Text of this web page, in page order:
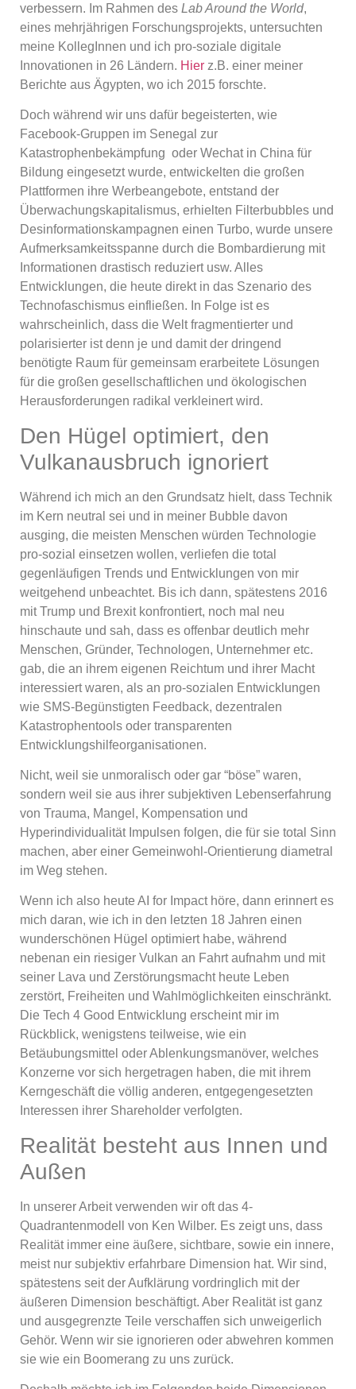
verbessern. Im Rahmen des Lab Around the World,
eines mehrjährigen Forschungsprojekts, untersuchten
meine KollegInnen und ich pro-soziale digitale
Innovationen in 26 Ländern. Hier z.B. einer meiner
Berichte aus Ägypten, wo ich 2015 forschte.
Doch während wir uns dafür begeisterten, wie
Facebook-Gruppen im Senegal zur
Katastrophenbekämpfung oder Wechat in China für
Bildung eingesetzt wurde, entwickelten die großen
Plattformen ihre Werbeangebote, entstand der
Überwachungskapitalismus, erhielten Filterbubbles und
Desinformationskampagnen einen Turbo, wurde unsere
Aufmerksamkeitsspanne durch die Bombardierung mit
Informationen drastisch reduziert usw. Alles
Entwicklungen, die heute direkt in das Szenario des
Technofaschismus einfließen. In Folge ist es
wahrscheinlich, dass die Welt fragmentierter und
polarisierter ist denn je und damit der dringend
benötigte Raum für gemeinsam erarbeitete Lösungen
für die großen gesellschaftlichen und ökologischen
Herausforderungen radikal verkleinert wird.
Den Hügel optimiert, den
Vulkanausbruch ignoriert
Während ich mich an den Grundsatz hielt, dass Technik
im Kern neutral sei und in meiner Bubble davon
ausging, die meisten Menschen würden Technologie
pro-sozial einsetzen wollen, verliefen die total
gegenläufigen Trends und Entwicklungen von mir
weitgehend unbeachtet. Bis ich dann, spätestens 2016
mit Trump und Brexit konfrontiert, noch mal neu
hinschaute und sah, dass es offenbar deutlich mehr
Menschen, Gründer, Technologen, Unternehmer etc.
gab, die an ihrem eigenen Reichtum und ihrer Macht
interessiert waren, als an pro-sozialen Entwicklungen
wie SMS-Begünstigten Feedback, dezentralen
Katastrophentools oder transparenten
Entwicklungshilfeorganisationen.
Nicht, weil sie unmoralisch oder gar “böse” waren,
sondern weil sie aus ihrer subjektiven Lebenserfahrung
von Trauma, Mangel, Kompensation und
Hyperindividualität Impulsen folgen, die für sie total Sinn
machen, aber einer Gemeinwohl-Orientierung diametral
im Weg stehen.
Wenn ich also heute AI for Impact höre, dann erinnert es
mich daran, wie ich in den letzten 18 Jahren einen
wunderschönen Hügel optimiert habe, während
nebenan ein riesiger Vulkan an Fahrt aufnahm und mit
seiner Lava und Zerstörungsmacht heute Leben
zerstört, Freiheiten und Wahlmöglichkeiten einschränkt.
Die Tech 4 Good Entwicklung erscheint mir im
Rückblick, wenigstens teilweise, wie ein
Betäubungsmittel oder Ablenkungsmanöver, welches
Konzerne vor sich hergetragen haben, die mit ihrem
Kerngeschäft die völlig anderen, entgegengesetzten
Interessen ihrer Shareholder verfolgten.
Realität besteht aus Innen und
Außen
In unserer Arbeit verwenden wir oft das 4-
Quadrantenmodell von Ken Wilber. Es zeigt uns, dass
Realität immer eine äußere, sichtbare, sowie ein innere,
meist nur subjektiv erfahrbare Dimension hat. Wir sind,
spätestens seit der Aufklärung vordringlich mit der
äußeren Dimension beschäftigt. Aber Realität ist ganz
und ausgegrenzte Teile verschaffen sich unweigerlich
Gehör. Wenn wir sie ignorieren oder abwehren kommen
sie wie ein Boomerang zu uns zurück.